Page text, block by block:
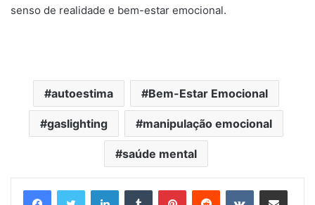
senso de realidade e bem-estar emocional.
autoestima Bem-Estar Emocional
gaslighting manipulação emocional
saúde mental